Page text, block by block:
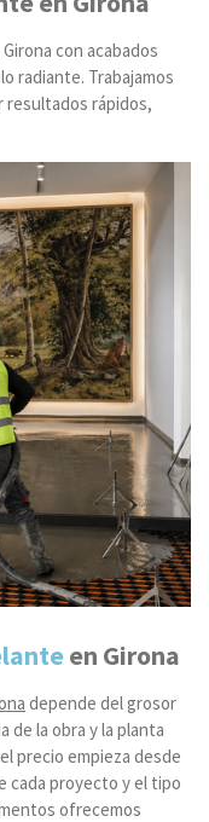
con acabados
radiante. Trabajamos
resultados rápidos,
en Girona
depende del grosor
de la obra y la planta
precio empieza desde
cada proyecto y el tipo
ofrecemos